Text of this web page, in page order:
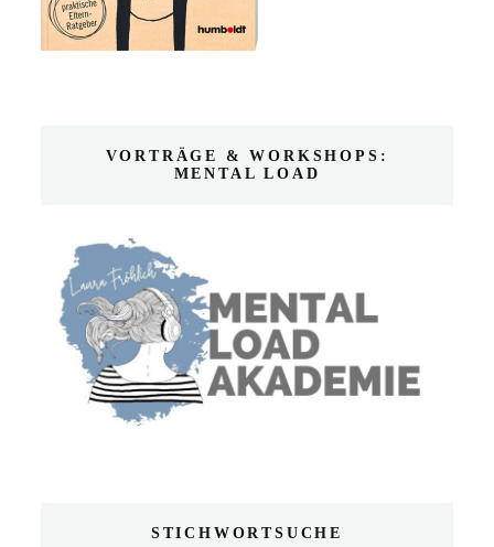
VORTRÄGE & WORKSHOPS:
MENTAL LOAD
STICHWORTSUCHE